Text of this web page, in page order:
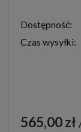
Dostępność:
Czas wysyłki:
565,00 zł